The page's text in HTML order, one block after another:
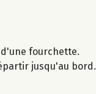
fourchette.
jusqu'au bord.